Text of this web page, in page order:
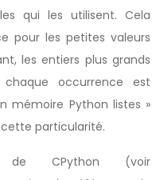
qui les utilisent. Cela
pour les petites valeurs
les entiers plus grands
occurrence est
mémoire Python listes »
particularité.
de CPython (voir